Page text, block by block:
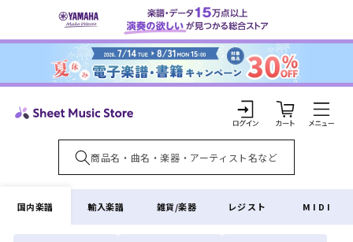
ンツに
ロ
グ
イ
ン
カ
ー
ト
国内楽譜 輸入楽譜 雑貨/楽器 レジスト MIDI